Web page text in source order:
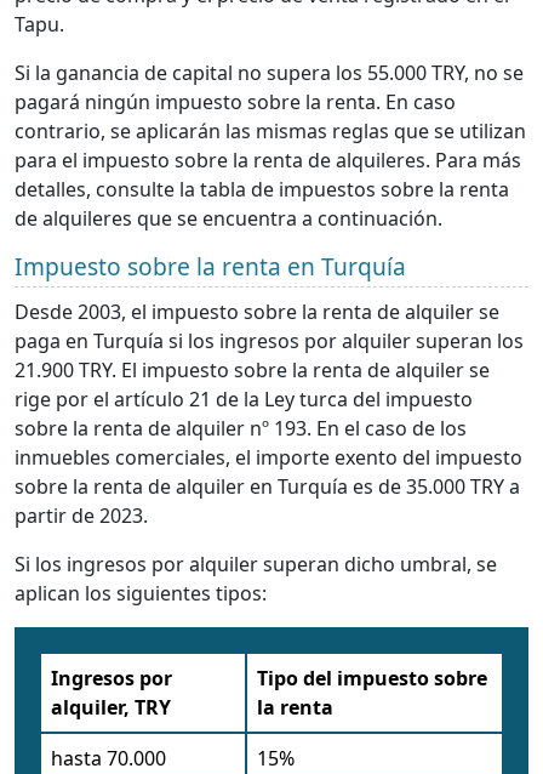
Tapu.
Si la ganancia de capital no supera los 55.000 TRY, no se
pagará ningún impuesto sobre la renta. En caso
contrario, se aplicarán las mismas reglas que se utilizan
para el impuesto sobre la renta de alquileres. Para más
detalles, consulte la tabla de impuestos sobre la renta
de alquileres que se encuentra a continuación.
Impuesto sobre la renta en Turquía
Desde 2003, el impuesto sobre la renta de alquiler se
paga en Turquía si los ingresos por alquiler superan los
21.900 TRY. El impuesto sobre la renta de alquiler se
rige por el artículo 21 de la Ley turca del impuesto
sobre la renta de alquiler nº 193. En el caso de los
inmuebles comerciales, el importe exento del impuesto
sobre la renta de alquiler en Turquía es de 35.000 TRY a
partir de 2023.
Si los ingresos por alquiler superan dicho umbral, se
aplican los siguientes tipos:
Ingresos por
alquiler, TRY
Tipo del impuesto sobre
la renta
hasta 70.000
15%